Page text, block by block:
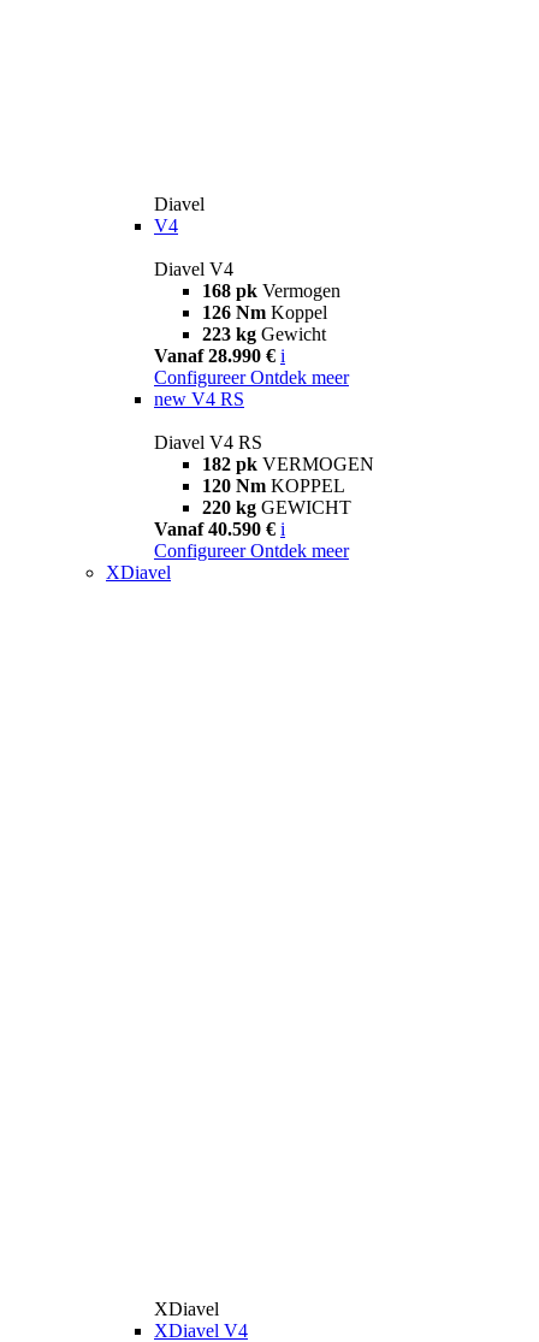
Diavel
V4
Diavel V4
168 pk Vermogen
126 Nm Koppel
223 kg Gewicht
Vanaf 28.990 € i
Configureer Ontdek meer
new V4 RS
Diavel V4 RS
182 pk VERMOGEN
120 Nm KOPPEL
220 kg GEWICHT
Vanaf 40.590 € i
Configureer Ontdek meer
XDiavel
XDiavel
XDiavel V4